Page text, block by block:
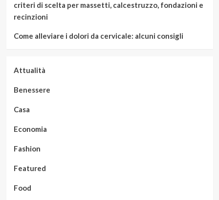
criteri di scelta per massetti, calcestruzzo, fondazioni e
recinzioni
Come alleviare i dolori da cervicale: alcuni consigli
Attualità
Benessere
Casa
Economia
Fashion
Featured
Food